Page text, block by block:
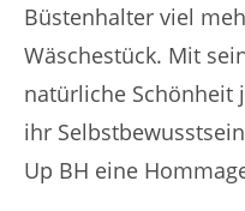
Büstenhalter viel
Wäschestück. Mit
natürliche Schönheit
ihr
Up BH eine